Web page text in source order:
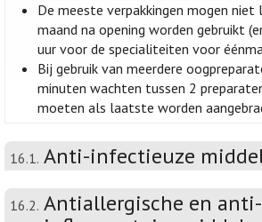
De meeste verpakkingen mogen niet
maand na opening worden gebruikt
uur voor de specialiteiten voor
Bij gebruik van meerdere
minuten wachten tussen 2
moeten als laatste worden
16.1. Anti-infectieuze
16.2. Antiallergische en anti-